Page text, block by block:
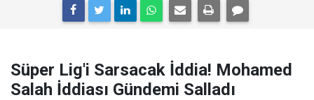
Süper Lig'i Sarsacak İddia! Mohamed
Salah İddiası Gündemi Salladı